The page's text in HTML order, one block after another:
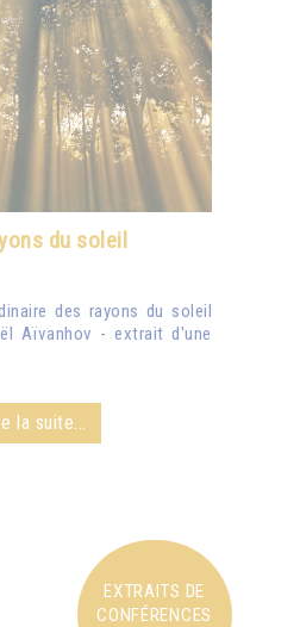
du soleil
des rayons du soleil
Aïvanhov - extrait d'une
la suite...
EXTRAITS DE
CONFÉRENCES